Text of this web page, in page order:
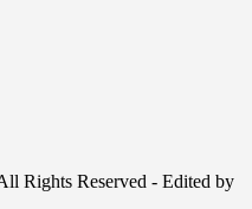
Rights Reserved - Edited by